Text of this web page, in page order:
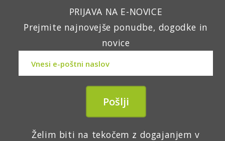
PRIJAVA NA E-NOVICE
Prejmite najnovejše ponudbe, dogodke in
novice
Želim biti na tekočem z dogajanjem v